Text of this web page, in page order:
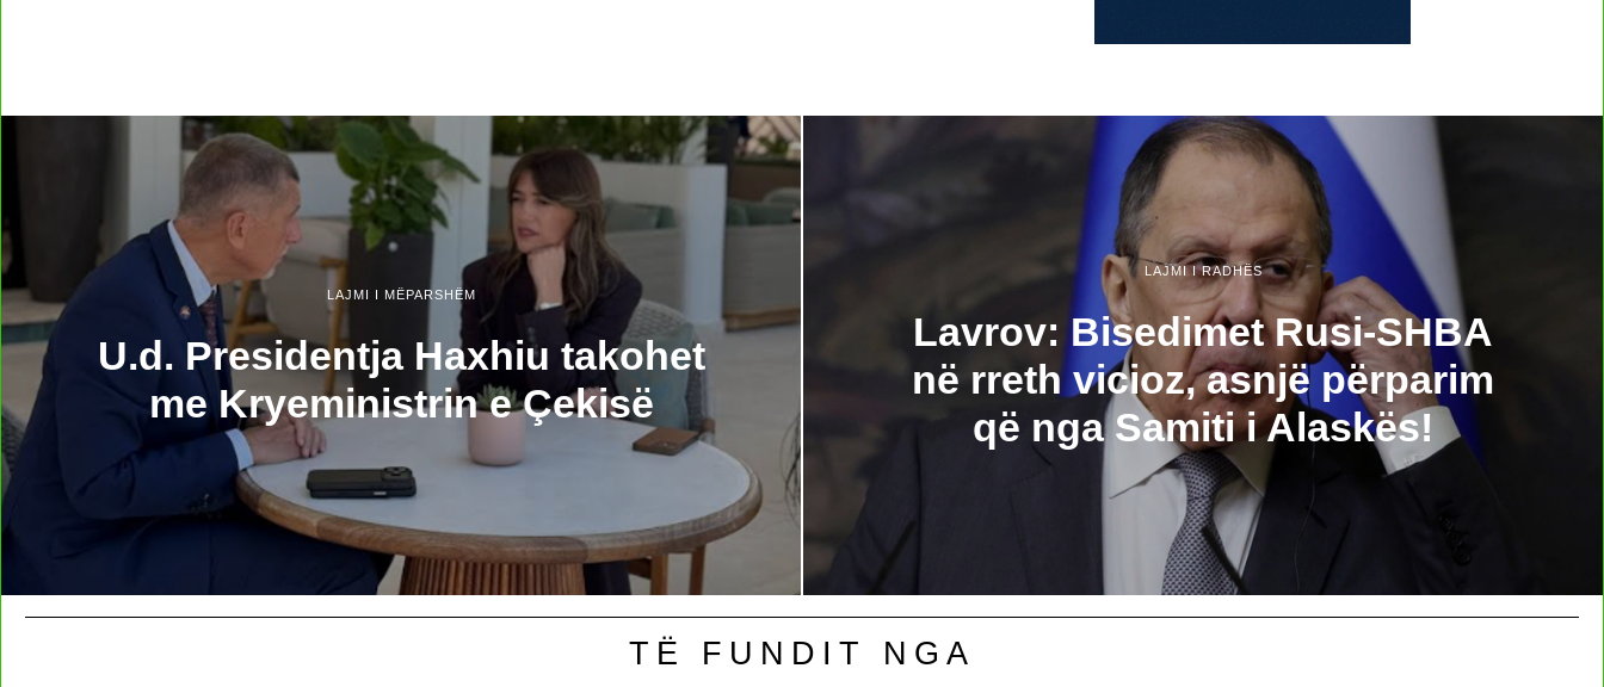
LAJMI I MËPARSHËM
U.d. Presidentja Haxhiu takohet
me Kryeministrin e Çekisë
LAJMI I RADHËS
Lavrov: Bisedimet Rusi-SHBA
në rreth vicioz, asnjë përparim
që nga Samiti i Alaskës!
TË FUNDIT NGA